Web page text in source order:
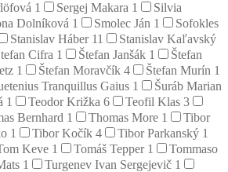
1 Sergej Makara 1
Silvia
Dolníková 1 Smolec Ján 1
Sofokles
Stanislav Háber 11
Stanislav Kaľavský
Cifra 1 Štefan Janšák 1
Štefan
1 Štefan Moravčík 4 Štefan Murín 1
Tranquillus Gaius 1
Šuráb Marian
1 Teodor Križka 6 Teofil Klas 3
Bernhard 1 Thomas More 1
Tibor
1 Tibor Kočík 4 Tibor Parkanský 1
Keve 1 Tomáš Tepper 1
Tommaso
1 Turgenev Ivan Sergejevič 1